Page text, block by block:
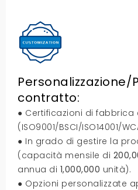
Personalizzazione/
contratto:
● Certificazioni di fabbrica
(ISO9001/BSCI/ISO14001/
● In grado di gestire la
(capacità mensile di
annua di 1,000,000 unità).
● Opzioni personalizzate